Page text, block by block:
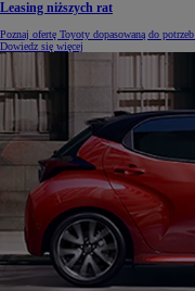
Leasing niższych rat
Poznaj ofertę Toyoty dopasowaną do
Dowiedz się więcej